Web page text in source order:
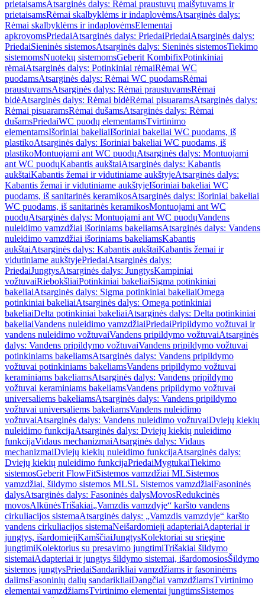
prietaisamsAtsarginės dalys: Rėmai praustuvų maišytuvams ir
prietaisamsRėmai skalbyklėms ir indaplovėmsAtsarginės dalys:
Rėmai skalbyklėms ir indaplovėmsElementai
apkrovomsPriedaiAtsarginės dalys: PriedaiPriedaiAtsarginės dalys:
PriedaiSieninės sistemosAtsarginės dalys: Sieninės sistemosTiekimo
sistemomsNuotekų sistemomsGeberit KombifixPotinkiniai
rėmaiAtsarginės dalys: Potinkiniai rėmaiRėmai WC
puodamsAtsarginės dalys: Rėmai WC puodamsRėmai
praustuvamsAtsarginės dalys: Rėmai praustuvamsRėmai
bidėAtsarginės dalys: Rėmai bidėRėmai pisuaramsAtsarginės dalys:
Rėmai pisuaramsRėmai dušamsAtsarginės dalys: Rėmai
dušamsPriedaiWC puodų elementamsTvirtinimo
elementamsIšoriniai bakeliaiIšoriniai bakeliai WC puodams, iš
plastikoAtsarginės dalys: Išoriniai bakeliai WC puodams, iš
plastikoMontuojami ant WC puodųAtsarginės dalys: Montuojami
ant WC puodųKabantis aukštaiAtsarginės dalys: Kabantis
aukštaiKabantis žemai ir vidutiniame aukštyjeAtsarginės dalys:
Kabantis žemai ir vidutiniame aukštyjeIšoriniai bakeliai WC
puodams, iš sanitarinės keramikosAtsarginės dalys: Išoriniai bakeliai
WC puodams, iš sanitarinės keramikosMontuojami ant WC
puodųAtsarginės dalys: Montuojami ant WC puodųVandens
nuleidimo vamzdžiai išoriniams bakeliamsAtsarginės dalys: Vandens
nuleidimo vamzdžiai išoriniams bakeliamsKabantis
aukštaiAtsarginės dalys: Kabantis aukštaiKabantis žemai ir
vidutiniame aukštyjePriedaiAtsarginės dalys:
PriedaiJungtysAtsarginės dalys: JungtysKampiniai
vožtuvaiRiebokšliaiPotinkiniai bakeliaiSigma potinkiniai
bakeliaiAtsarginės dalys: Sigma potinkiniai bakeliaiOmega
potinkiniai bakeliaiAtsarginės dalys: Omega potinkiniai
bakeliaiDelta potinkiniai bakeliaiAtsarginės dalys: Delta potinkiniai
bakeliaiVandens nuleidimo vamzdžiaiPriedaiPripildymo vožtuvai ir
vandens nuleidimo vožtuvaiVandens pripildymo vožtuvaiAtsarginės
dalys: Vandens pripildymo vožtuvaiVandens pripildymo vožtuvai
potinkiniams bakeliamsAtsarginės dalys: Vandens pripildymo
vožtuvai potinkiniams bakeliamsVandens pripildymo vožtuvai
keraminiams bakeliamsAtsarginės dalys: Vandens pripildymo
vožtuvai keraminiams bakeliamsVandens pripildymo vožtuvai
universaliems bakeliamsAtsarginės dalys: Vandens pripildymo
vožtuvai universaliems bakeliamsVandens nuleidimo
vožtuvaiAtsarginės dalys: Vandens nuleidimo vožtuvaiDviejų kiekių
nuleidimo funkcijaAtsarginės dalys: Dviejų kiekių nuleidimo
funkcijaVidaus mechanizmaiAtsarginės dalys: Vidaus
mechanizmaiDviejų kiekių nuleidimo funkcijaAtsarginės dalys:
Dviejų kiekių nuleidimo funkcijaPriedaiMygtukaiTiekimo
sistemosGeberit FlowFitSistemos vamzdžiai MLSistemos
vamzdžiai, šildymo sistemos MLSL Sistemos vamzdžiaiFasoninės
dalysAtsarginės dalys: Fasoninės dalysMovosRedukcinės
movosAlkūnėsTrišakiai„Vamzdis vamzdyje“ karšto vandens
cirkuliacijos sistemaAtsarginės dalys: „Vamzdis vamzdyje“ karšto
vandens cirkuliacijos sistemaNeišardomieji adapteriaiAdapteriai ir
jungtys, išardomiejiKamščiaiJungtysKolektoriai su sriegine
jungtimiKolektorius su presavimo jungtimiTrišakiai šildymo
sistemaiAdapteriai ir jungtys šildymo sistemai, išardomosiosŠildymo
sistemos jungtysPriedaiSandarikliai vamzdžiams ir fasoninėms
dalimsFasoninių dalių sandarikliaiDangčiai vamzdžiamsTvirtinimo
elementai vamzdžiamsTvirtinimo elementai jungtimsSistemos